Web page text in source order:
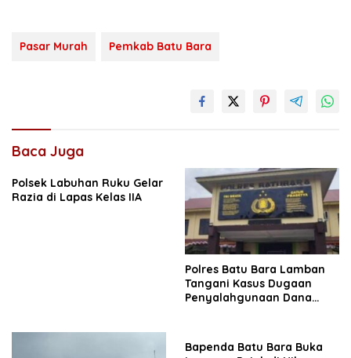
Pasar Murah Pemkab Batu Bara
Baca Juga
Polsek Labuhan Ruku Gelar
Razia di Lapas Kelas IIA
Polres Batu Bara Lamban
Tangani Kasus Dugaan
Penyalahgunaan Dana
Bapenda Batu Bara Buka